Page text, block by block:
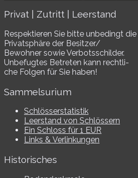
Privat | Zutritt | Leerstand
Respektieren Sie bitte unbe­dingt die
Privatsphäre der Besitzer/​
Bewohner sowie Verbotsschilder.
Unbefugtes Betreten kann recht­li­
che Folgen für Sie haben!
Sammelsurium
Schlösserstatistik
Leerstand von Schlössern
Ein Schloss für 1 EUR
Links & Verlinkungen
Historisches